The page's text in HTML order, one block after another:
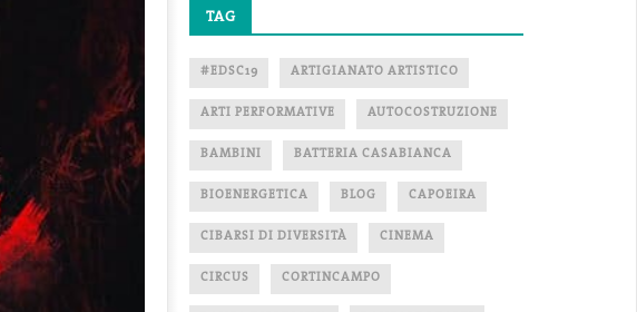
TAG
#EDSC19 ARTIGIANATO ARTISTICO
ARTI PERFORMATIVE AUTOCOSTRUZIONE
BAMBINI BATTERIA CASABIANCA
BIOENERGETICA BLOG CAPOEIRA
CIBARSI DI DIVERSITÀ CINEMA
CIRCUS CORTINCAMPO